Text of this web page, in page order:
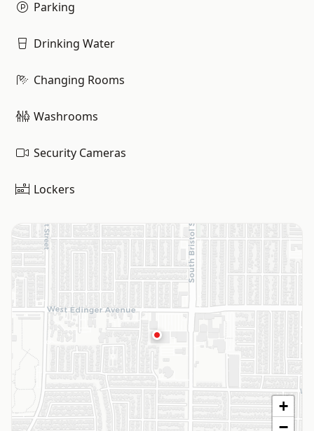
Parking
Drinking Water
Changing Rooms
Washrooms
Security Cameras
Lockers
+
−